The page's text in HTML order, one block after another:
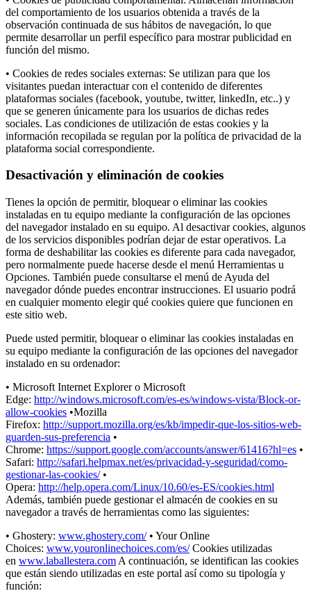
del comportamiento de los usuarios obtenida a través de la
observación continuada de sus hábitos de navegación, lo que
permite desarrollar un perfil específico para mostrar publicidad en
función del mismo.
• Cookies de redes sociales externas: Se utilizan para que los
visitantes puedan interactuar con el contenido de diferentes
plataformas sociales (facebook, youtube, twitter, linkedIn, etc..) y
que se generen únicamente para los usuarios de dichas redes
sociales. Las condiciones de utilización de estas cookies y la
información recopilada se regulan por la política de privacidad de la
plataforma social correspondiente.
Desactivación y eliminación de cookies
Tienes la opción de permitir, bloquear o eliminar las cookies
instaladas en tu equipo mediante la configuración de las opciones
del navegador instalado en su equipo. Al desactivar cookies, algunos
de los servicios disponibles podrían dejar de estar operativos. La
forma de deshabilitar las cookies es diferente para cada navegador,
pero normalmente puede hacerse desde el menú Herramientas u
Opciones. También puede consultarse el menú de Ayuda del
navegador dónde puedes encontrar instrucciones. El usuario podrá
en cualquier momento elegir qué cookies quiere que funcionen en
este sitio web.
Puede usted permitir, bloquear o eliminar las cookies instaladas en
su equipo mediante la configuración de las opciones del navegador
instalado en su ordenador:
• Microsoft Internet Explorer o Microsoft
Edge: http://windows.microsoft.com/es-es/windows-vista/Block-or-
allow-cookies •Mozilla
Firefox: http://support.mozilla.org/es/kb/impedir-que-los-sitios-web-
guarden-sus-preferencia •
Chrome: https://support.google.com/accounts/answer/61416?hl=es •
Safari: http://safari.helpmax.net/es/privacidad-y-seguridad/como-
gestionar-las-cookies/•
Opera: http://help.opera.com/Linux/10.60/es-ES/cookies.html
Además, también puede gestionar el almacén de cookies en su
navegador a través de herramientas como las siguientes:
• Ghostery: www.ghostery.com/• Your Online
Choices: www.youronlinechoices.com/es/Cookies utilizadas
en www.laballestera.com A continuación, se identifican las cookies
que están siendo utilizadas en este portal así como su tipología y
función: